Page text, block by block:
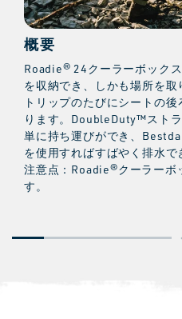
概要
Roadie® 24クーラーボック
を収納でき、しかも場所を取
トリップのたびにシートの後
ります。DoubleDuty™スト
単に持ち運びができ、
を使用すればすばやく排水で
注意点：Roadie®クーラーボ
す。